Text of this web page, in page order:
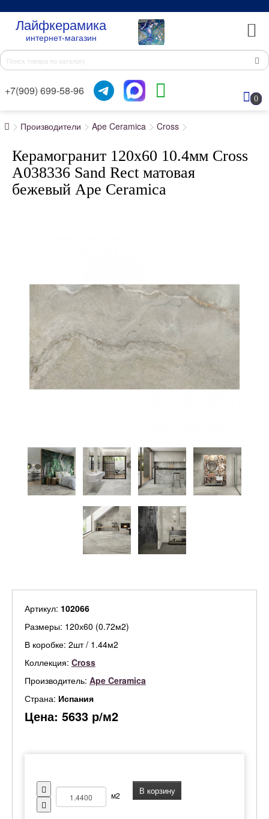
Лайфкерамика
интернет-магазин
+7(909) 699-58-96
0
Производители Ape Ceramica Cross
Керамогранит 120x60 10.4мм Cross
A038336 Sand Rect матовая
бежевый Ape Ceramica
Артикул: 102066
Размеры: 120х60 (0.72м2)
В коробке: 2шт / 1.44м2
Коллекция: Cross
Производитель: Ape Ceramica
Страна: Испания
Цена: 5633 р/м2
м2 В корзину